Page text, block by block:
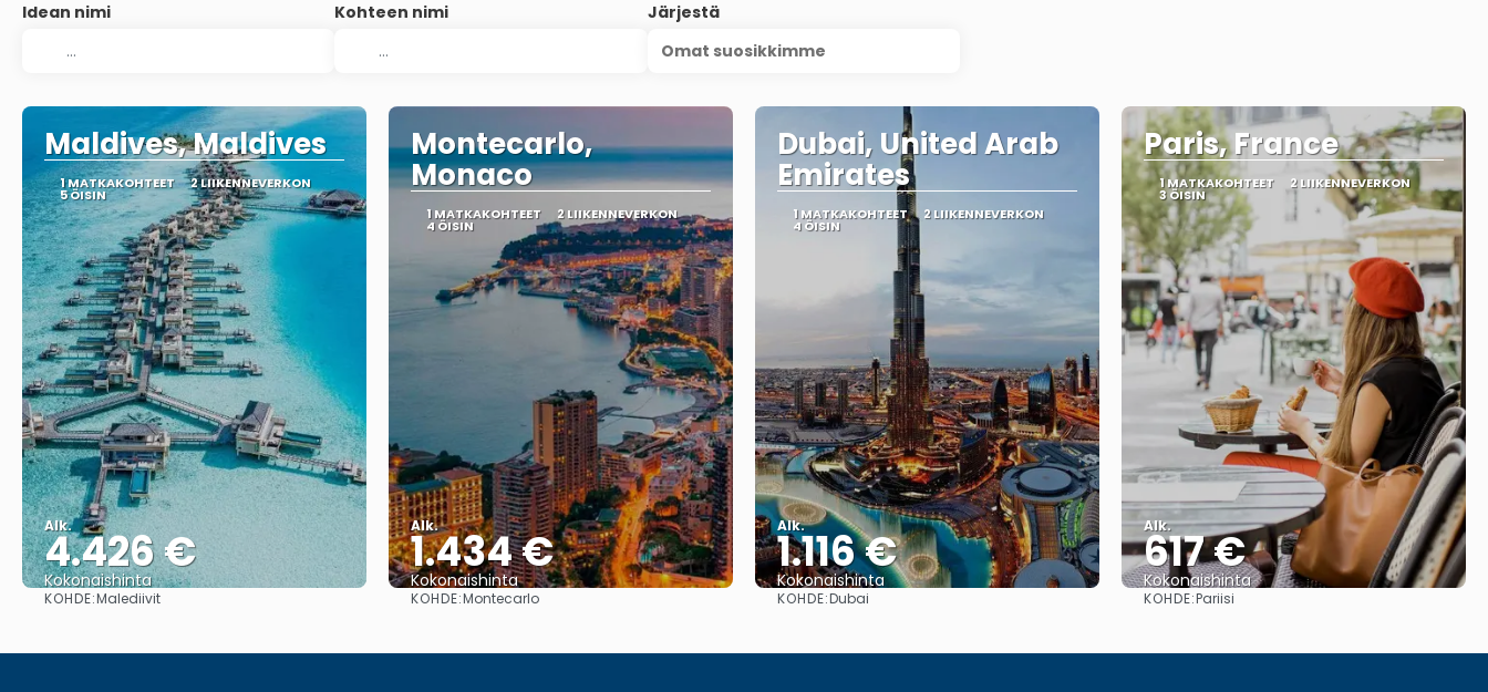
Idean nimi Kohteen nimi
Järjestä
Omat suosikkimme
Maldives, Maldives
1 MATKAKOHTEET 2 LIIKENNEVERKON
5 ÖISIN
Alk.
4.426 €
Kokonaishinta
KOHDE:Malediivit
Montecarlo,
Monaco
1 MATKAKOHTEET 2 LIIKENNEVERKON
4 ÖISIN
Alk.
1.434 €
Kokonaishinta
Nähdä
KOHDE:Montecarlo
Dubai, United Arab
Emirates
1 MATKAKOHTEET 2 LIIKENNEVERKON
4 ÖISIN
Alk.
1.116 €
Kokonaishinta
KOHDE:Dubai
Paris, France
1 MATKAKOHTEET 2 LIIKENNEVERKON
3 ÖISIN
Alk.
617 €
Kokonaishinta
KOHDE:Pariisi